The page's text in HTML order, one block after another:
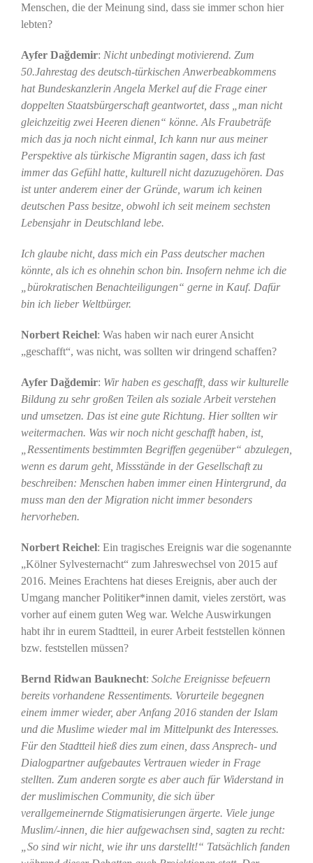
Menschen, die der Meinung sind, dass sie immer schon hier
lebten?
Ayfer Dağdemir: Nicht unbedingt motivierend. Zum
50.Jahrestag des deutsch-türkischen Anwerbeabkommens
hat Bundeskanzlerin Angela Merkel auf die Frage einer
doppelten Staatsbürgerschaft geantwortet, dass „man nicht
gleichzeitig zwei Heeren dienen“ könne. Als Fraubeträfe
mich das ja noch nicht einmal, Ich kann nur aus meiner
Perspektive als türkische Migrantin sagen, dass ich fast
immer das Gefühl hatte, kulturell nicht dazuzugehören. Das
ist unter anderem einer der Gründe, warum ich keinen
deutschen Pass besitze, obwohl ich seit meinem sechsten
Lebensjahr in Deutschland lebe.
Ich glaube nicht, dass mich ein Pass deutscher machen
könnte, als ich es ohnehin schon bin. Insofern nehme ich die
„bürokratischen Benachteiligungen“ gerne in Kauf. Dafür
bin ich lieber Weltbürger.
Norbert Reichel: Was haben wir nach eurer Ansicht
„geschafft“, was nicht, was sollten wir dringend schaffen?
Ayfer Dağdemir: Wir haben es geschafft, dass wir kulturelle
Bildung zu sehr großen Teilen als soziale Arbeit verstehen
und umsetzen. Das ist eine gute Richtung. Hier sollten wir
weitermachen. Was wir noch nicht geschafft haben, ist,
„Ressentiments bestimmten Begriffen gegenüber“ abzulegen,
wenn es darum geht, Missstände in der Gesellschaft zu
beschreiben: Menschen haben immer einen Hintergrund, da
muss man den der Migration nicht immer besonders
hervorheben.
Norbert Reichel: Ein tragisches Ereignis war die sogenannte
„Kölner Sylvesternacht“ zum Jahreswechsel von 2015 auf
2016. Meines Erachtens hat dieses Ereignis, aber auch der
Umgang mancher Politiker*innen damit, vieles zerstört, was
vorher auf einem guten Weg war. Welche Auswirkungen
habt ihr in eurem Stadtteil, in eurer Arbeit feststellen können
bzw. feststellen müssen?
Bernd Ridwan Bauknecht: Solche Ereignisse befeuern
bereits vorhandene Ressentiments. Vorurteile begegnen
einem immer wieder, aber Anfang 2016 standen der Islam
und die Muslime wieder mal im Mittelpunkt des Interesses.
Für den Stadtteil hieß dies zum einen, dass Ansprech- und
Dialogpartner aufgebautes Vertrauen wieder in Frage
stellten. Zum anderen sorgte es aber auch für Widerstand in
der muslimischen Community, die sich über
verallgemeinernde Stigmatisierungen ärgerte. Viele junge
Muslim/-innen, die hier aufgewachsen sind, sagten zu recht:
„So sind wir nicht, wie ihr uns darstellt!“ Tatsächlich fanden